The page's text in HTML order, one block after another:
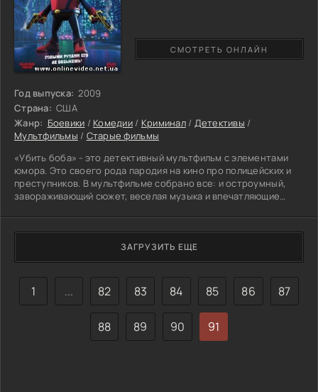
Год выпуска: 2009
Страна: США
Жанр: Боевики / Комедии / Криминал/ Детективы /
Мультфильмы / Старые фильмы
«Убить боба» - это детективный мультфильм с элементами
юмора. Это своего рода пародия на кино про полицейских и
преступников. В мультфильме собрано все: и остроумный,
завораживающий сюжет, веселая музыка и впечатляющие
и кровожаден, он готов на любую работу. Боб ошеломляет
всех своим мастерством в военном деле и однажды он
нападает на бандитов и их секретном убежище. После такого
наглого налета глава банды Капучино хочет отомстить
СМОТРЕТЬ ОНЛАЙН
ЗАГРУЗИТЬ ЕЩЕ
1 ... 82 83 84 85 86 87
88 89 90 91